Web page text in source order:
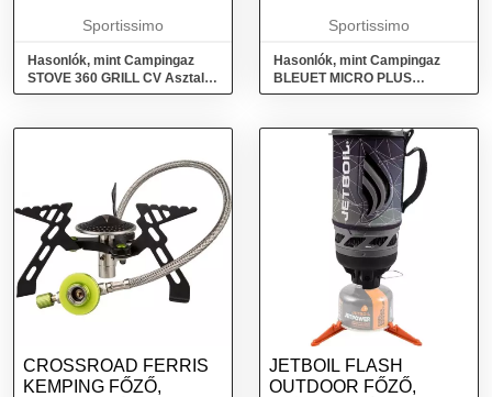
Sportissimo
Hasonlók, mint Campingaz
STOVE 360 GRILL CV Asztali
grillsütő, fekete, méret
Sportissimo
Hasonlók, mint Campingaz
BLEUET MICRO PLUS
Patronos főző, ezüst, méret
CROSSROAD FERRIS
KEMPING FŐZŐ,
JETBOIL FLASH
OUTDOOR FŐZŐ,